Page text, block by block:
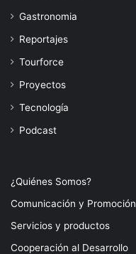
Gastronomia
Reportajes
Tourforce
Proyectos
Tecnología
Podcast
¿Quiénes Somos?
Comunicación y Promoción
Servicios y productos
Cooperación al Desarrollo